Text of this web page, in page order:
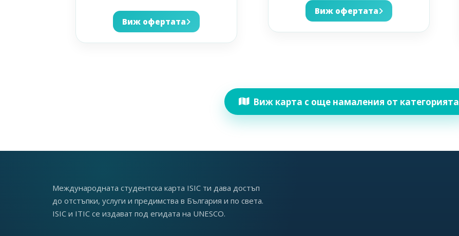
Виж офертата
Виж офертата
Виж карта с още намаления от категорията
Международната студентска карта ISIC ти дава достъп
до отстъпки, услуги и предимства в България и по света.
ISIC и ITIC се издават под егидата на UNESCO.